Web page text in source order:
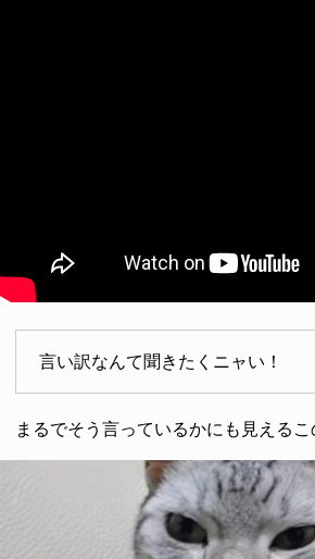
言い訳なんて聞きたくニャい！
まるでそう言っているかにも見えるこ